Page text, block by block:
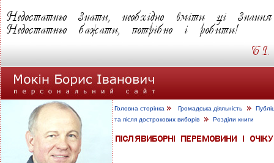
Головна сторінка Громадська діяльність
та після дострокових виборів
Розділи книги